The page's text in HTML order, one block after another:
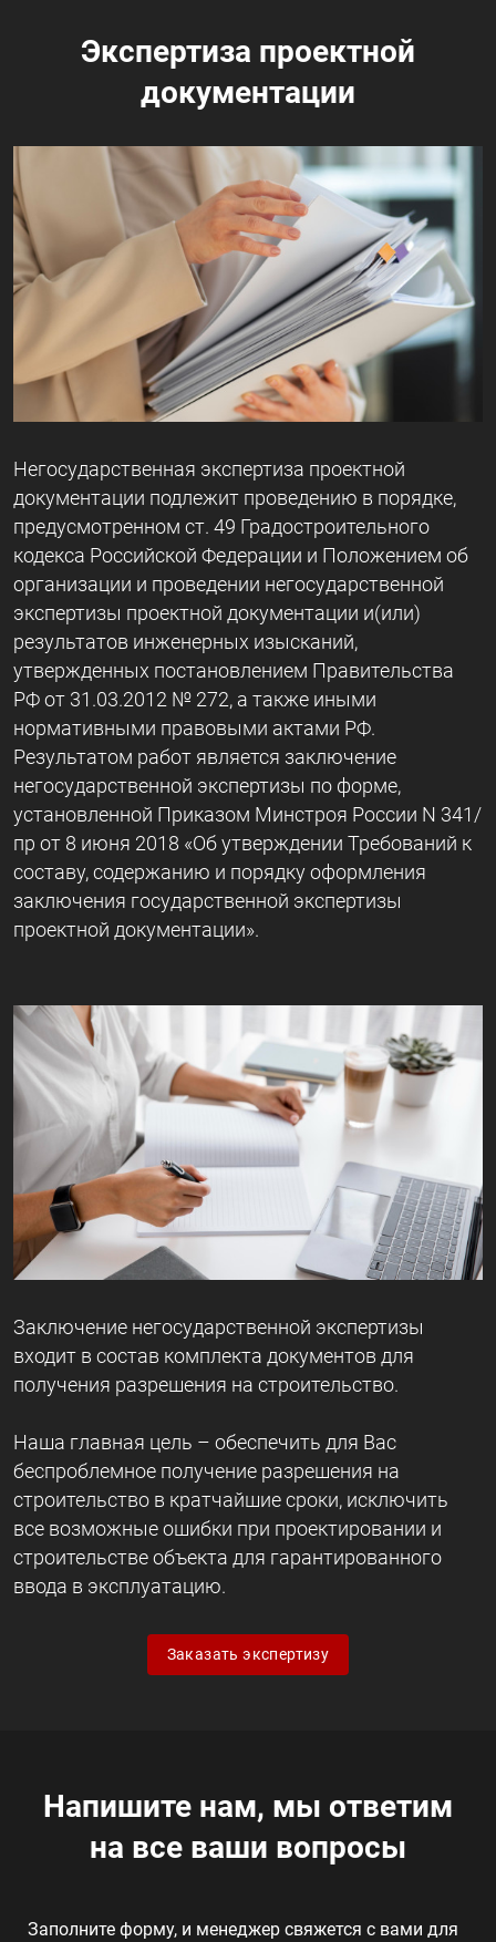
Экспертиза проектной
документации
Негосударственная экспертиза проектной
документации подлежит проведению в порядке,
предусмотренном ст. 49 Градостроительного
кодекса Российской Федерации и Положением об
организации и проведении негосударственной
экспертизы проектной документации и(или)
результатов инженерных изысканий,
утвержденных постановлением Правительства
РФ от 31.03.2012 № 272, а также иными
нормативными правовыми актами РФ.
Результатом работ является заключение
негосударственной экспертизы по форме,
установленной Приказом Минстроя России N 341/
пр от 8 июня 2018 «Об утверждении Требований к
составу, содержанию и порядку оформления
заключения государственной экспертизы
проектной документации».
Заключение негосударственной экспертизы
входит в состав комплекта документов для
получения разрешения на строительство.
Наша главная цель – обеспечить для Вас
беспроблемное получение разрешения на
строительство в кратчайшие сроки, исключить
все возможные ошибки при проектировании и
строительстве объекта для гарантированного
ввода в эксплуатацию.
Заказать экспертизу
Напишите нам, мы ответим
на все ваши вопросы
Заполните форму, и менеджер свяжется с вами для